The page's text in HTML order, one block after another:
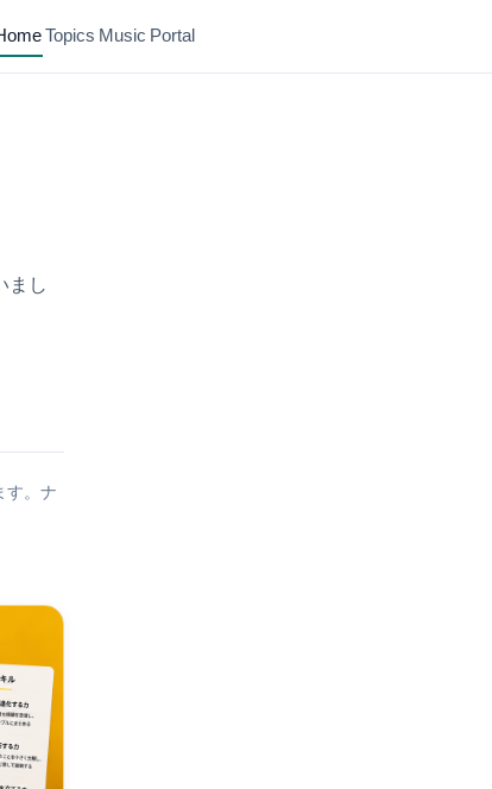
Topics Music Portal
まし
す。ナ